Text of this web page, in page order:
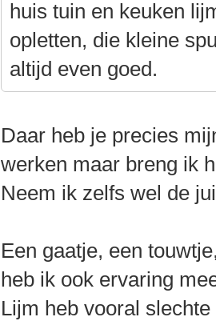
huis tuin en keuken
opletten, die kleine
altijd even goed.
Daar heb je precies
werken maar breng ik
Neem ik zelfs wel de
Een gaatje, een
heb ik ook ervaring
Lijm heb vooral